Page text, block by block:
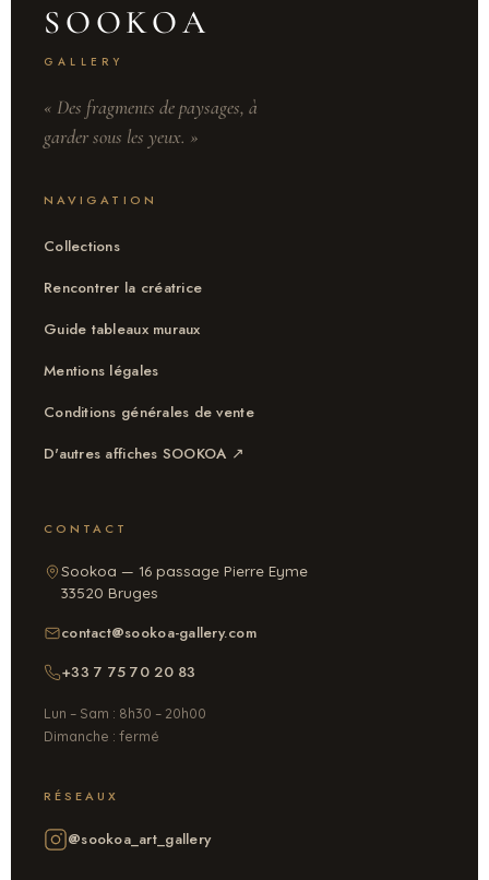
SOOKOA
GALLERY
« Des fragments de paysages, à
garder sous les yeux. »
NAVIGATION
Collections
Rencontrer la créatrice
Guide tableaux muraux
Mentions légales
Conditions générales de vente
D'autres affiches SOOKOA ↗
CONTACT
Sookoa — 16 passage Pierre Eyme
33520 Bruges
contact@sookoa-gallery.com
+33 7 75 70 20 83
Lun – Sam : 8h30 – 20h00
Dimanche : fermé
RÉSEAUX
@sookoa_art_gallery